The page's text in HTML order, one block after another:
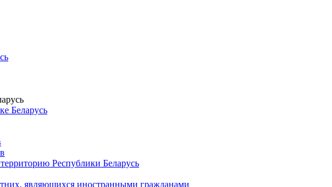
Беларусь
Республики Беларусь
являющихся иностранными гражданами